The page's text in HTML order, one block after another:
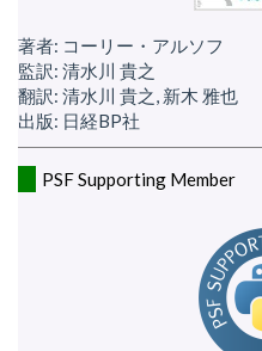
著者: コーリー・アルソフ
監訳: 清水川 貴之
翻訳: 清水川 貴之, 新木 雅也
出版: 日経BP社
PSF Supporting Member